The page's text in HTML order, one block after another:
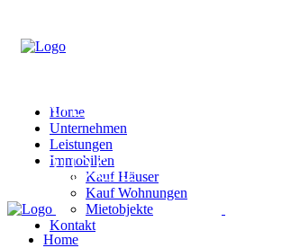
Home
Unternehmen
Leistungen
Immobilien
Kauf Häuser
Kauf Wohnungen
Mietobjekte
Kontakt
Home